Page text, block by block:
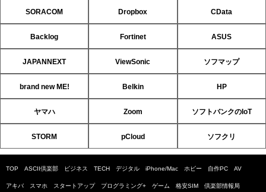
SORACOM Dropbox CData
Backlog Fortinet ASUS
JAPANNEXT ViewSonic ソフマップ
brand new ME! Belkin HP
ヤマハ Zoom ソフトバンクのIoT
STORM pCloud ソフクリ
TOP ASCII倶楽部 ビジネス TECH デジタル iPhone/Mac ホビー 自作PC AV
アキバ スマホ スタートアップ プログラミング+ ゲーム 格安SIM 倶楽部情報局